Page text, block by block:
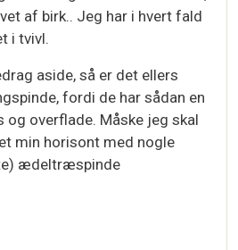
af birk.. Jeg har i hvert fald
i tvivl.
aside, så er det ellers
fordi de har sådan en
og overflade. Måske jeg skal
min horisont med nogle
ædeltræspinde